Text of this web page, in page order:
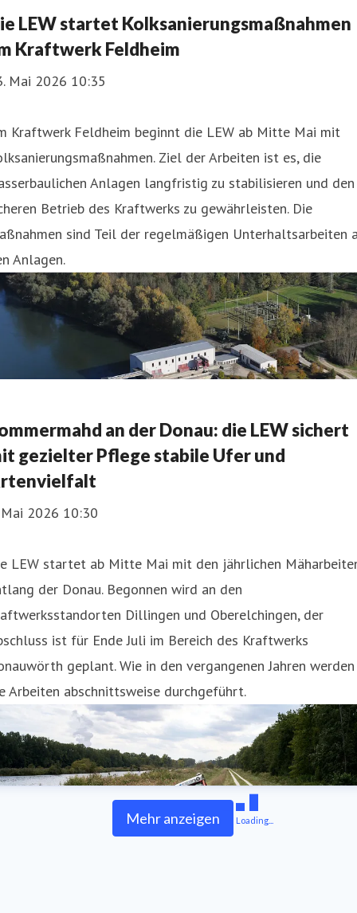
LEW startet Kolksanierungsmaßnahmen
Kraftwerk Feldheim
Mai 2026 10:35
Kraftwerk Feldheim beginnt die LEW ab Mitte Mai mit
Ziel der Arbeiten ist es, die
Anlagen langfristig zu stabilisieren und den
Betrieb des Kraftwerks zu gewährleisten. Die
sind Teil der regelmäßigen Unterhaltsarbeiten
Anlagen.
an der Donau: die LEW sichert
gezielter Pflege stabile Ufer und
2026 10:30
LEW startet ab Mitte Mai mit den jährlichen
der Donau. Begonnen wird an den
Dillingen und Oberelchingen, der
ist für Ende Juli im Bereich des Kraftwerks
geplant. Wie in den vergangenen Jahren werden
Arbeiten abschnittsweise durchgeführt.
Mehr anzeigen Loading...